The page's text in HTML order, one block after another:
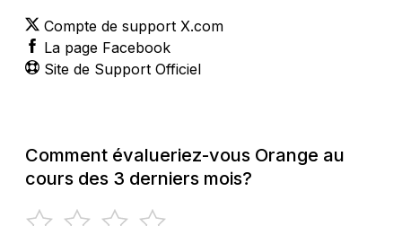
Compte de support X.com
La page Facebook
Site de Support Officiel
Comment évalueriez-vous Orange au
cours des 3 derniers mois?